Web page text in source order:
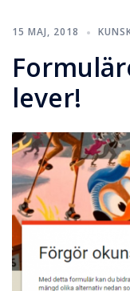
15 MAJ, 2018
lever!